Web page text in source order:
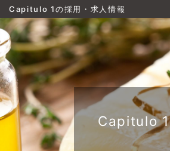
Capitulo 1の採用・求人情報
Capitulo 1